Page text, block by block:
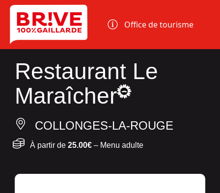
Panneau de gestion des cookies
Office de tourisme
Restaurant Le
Maraîcher
COLLONGES-LA-ROUGE
À partir de 25.00€ – Menu adulte